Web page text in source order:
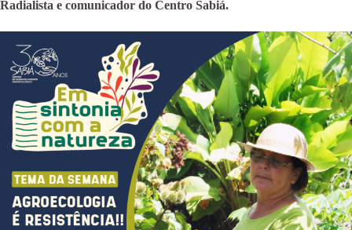
Radialista e comunicador do Centro Sabiá.